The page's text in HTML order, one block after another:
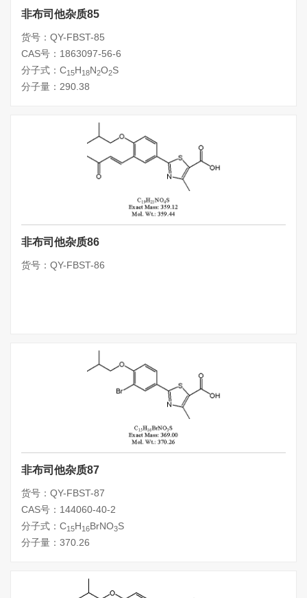
非布司他杂质85
货号：QY-FBST-85
CAS号：1863097-56-6
分子式：C15H18N2O2S
分子量：290.38
非布司他杂质86
货号：QY-FBST-86
非布司他杂质87
货号：QY-FBST-87
CAS号：144060-40-2
分子式：C15H16BrNO3S
分子量：370.26